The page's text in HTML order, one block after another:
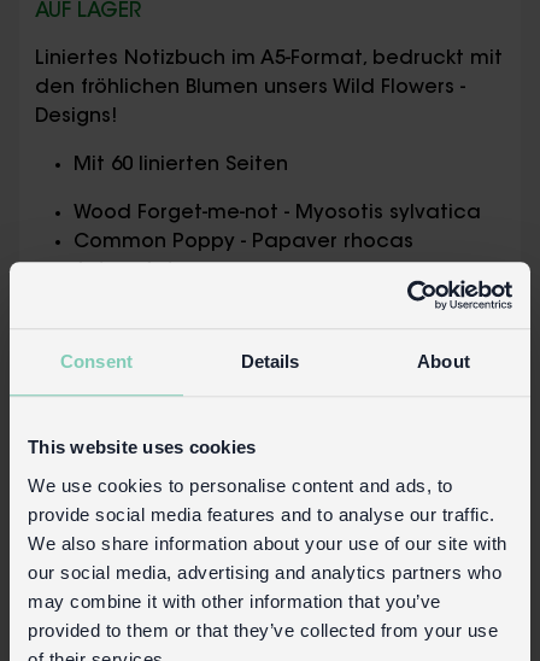
Consent Details About
This website uses cookies
We use cookies to personalise content and ads, to
provide social media features and to analyse our traffic.
We also share information about your use of our site with
our social media, advertising and analytics partners who
may combine it with other information that you’ve
provided to them or that they’ve collected from your use
AUF LAGER
Liniertes Notizbuch im A5-Format, bedruckt mit
den fröhlichen Blumen unsers Wild Flowers -
Designs!
Mit 60 linierten Seiten
Wood Forget-me-not - Myosotis sylvatica
Common Poppy - Papaver rhocas
Bluebell - Hyacinthoides non-scripta
Dog Rose - Rosa canina